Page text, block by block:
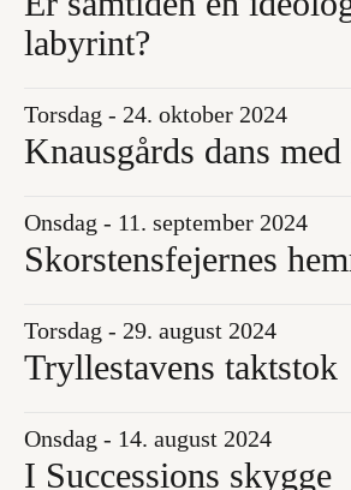
labyrint?
Torsdag - 24. oktober 2024
Knausgårds dans
Onsdag - 11. september 2024
Skorstensfejernes
Torsdag - 29. august 2024
Tryllestavens taktstok
Onsdag - 14. august 2024
I Successions skygge